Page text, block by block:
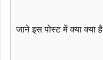
जाने इस पोस्ट में क्या क्या है